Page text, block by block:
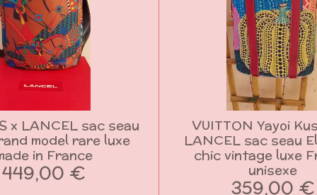
x LANCEL sac seau
model rare luxe
in France
449,00 €
VUITTON Yayoi
LANCEL sac seau
chic vintage luxe
unisexe
359,00 €